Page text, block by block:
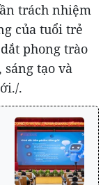
trách nhiệm
của tuổi trẻ
phong trào
tạo và
.